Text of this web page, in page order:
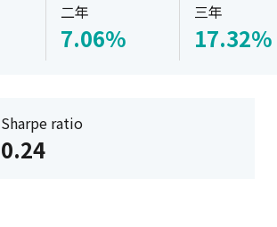
二年
7.06%
三年
17.32%
Sharpe ratio
0.24